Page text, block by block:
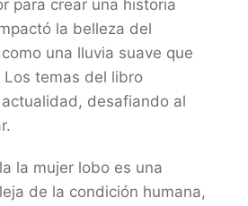
para crear una historia
la belleza del
una lluvia suave que
temas del libro
desafiando al
la mujer lobo es una
de la condición humana,